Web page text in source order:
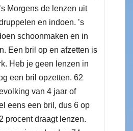
Morgens de lenzen uit
en indoen. ’s
schoonmaken en in
Een bril op en afzetten is
Heb je geen lenzen in
een bril opzetten. 62
van 4 jaar of
eens een bril, dus 6 op
procent draagt lenzen.